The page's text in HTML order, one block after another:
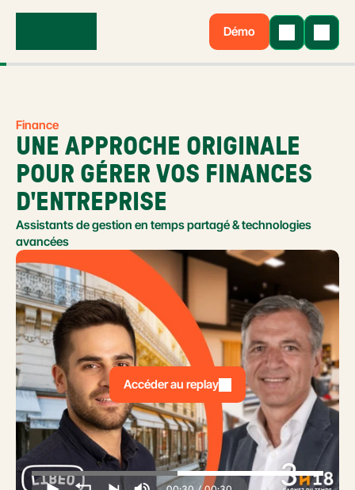
Démo
Finance
UNE APPROCHE ORIGINALE
POUR GÉRER VOS FINANCES
D'ENTREPRISE
Assistants de gestion en temps partagé & technologies
avancées
Accéder au replay